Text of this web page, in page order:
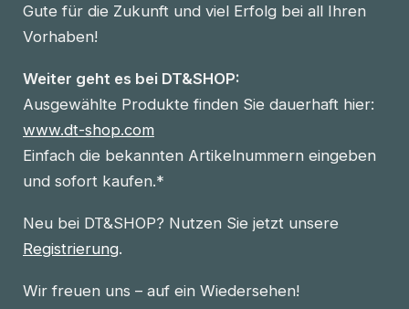
Gute für die Zukunft und viel Erfolg bei all Ihren
Vorhaben!
Weiter geht es bei DT&SHOP:
Ausgewählte Produkte finden Sie dauerhaft hier:
www.dt-shop.com
Einfach die bekannten Artikelnummern eingeben
und sofort kaufen.*
Neu bei DT&SHOP? Nutzen Sie jetzt unsere
Registrierung.
Wir freuen uns – auf ein Wiedersehen!